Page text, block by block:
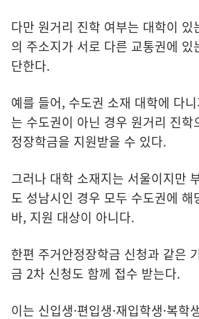
다만 원거리 진학 여부는 대학이 있
의 주소지가 서로 다른 교통권에 있
단한다.
예를 들어, 수도권 소재 대학에 다
는 수도권이 아닌 경우 원거리 진학
정장학금을 지원받을 수 있다.
그러나 대학 소재지는 서울이지만
도 성남시인 경우 모두 수도권에 해
바, 지원 대상이 아니다.
한편 주거안정장학금 신청과 같은
금 2차 신청도 함께 접수 받는다.
이는 신입생·편입생·재입학생·복학